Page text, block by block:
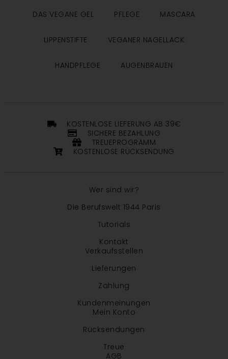
DAS VEGANE GEL PFLEGE MASCARA
LIPPENSTIFTE VEGANER NAGELLACK
HANDPFLEGE AUGENBRAUEN
KOSTENLOSE LIEFERUNG AB 39€
SICHERE BEZAHLUNG
TREUEPROGRAMM
KOSTENLOSE RÜCKSENDUNG
Wer sind wir?
Die Berufswelt 1944 Paris
Tutorials
Kontakt
Verkaufsstellen
Lieferungen
Zahlung
Kundenmeinungen
Mein Konto
Rücksendungen
Treue
AGB